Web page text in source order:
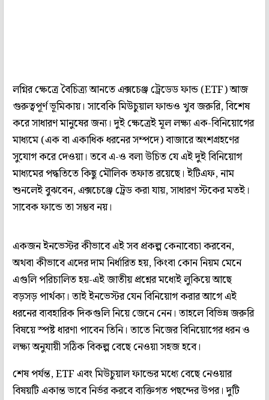
লগ্নির ক্ষেত্রে বৈচিত্র্য আনতে এক্সচেঞ্জ ট্রেডেড ফান্ড (ETF) আজ
গুরুত্বপূর্ণ ভূমিকায়। সাবেকি মিউচুয়াল ফান্ডও খুব জরুরি, বিশেষ
করে সাধারণ মানুষের জন্য। দুই ক্ষেত্রেই মূল লক্ষ্য এক-বিনিয়োগের
মাধ্যমে (এক বা একাধিক ধরনের সম্পদে) বাজারে অংশগ্রহণের
সুযোগ করে দেওয়া। তবে এ-ও বলা উচিত যে এই দুই বিনিয়োগ
মাধ্যমের পদ্ধতিতে কিছু মৌলিক তফাত রয়েছে। ইটিএফ, নাম
শুনলেই বুঝবেন, এক্সচেঞ্জে ট্রেড করা যায়, সাধারণ স্টকের মতই।
সাবেক ফান্ডে তা সম্ভব নয়।
একজন ইনভেস্টর কীভাবে এই সব প্রকল্প কেনাবেচা করবেন,
অথবা কীভাবে এদের দাম নির্ধারিত হয়, কিংবা কোন নিয়ম মেনে
এগুলি পরিচালিত হয়-এই জাতীয় প্রশ্নের মধ্যেই লুকিয়ে আছে
বড়সড় পার্থক্য। তাই ইনভেস্টর যেন বিনিয়োগ করার আগে এই
ধরনের ব্যবহারিক দিকগুলি নিয়ে জেনে নেন। তাহলে বিভিন্ন জরুরি
বিষয়ে স্পষ্ট ধারণা পাবেন তিনি। তাতে নিজের বিনিয়োগের ধরন ও
লক্ষ্য অনুযায়ী সঠিক বিকল্প বেছে নেওয়া সহজ হবে।
শেষ পর্যন্ত, ETF এবং মিউচুয়াল ফান্ডের মধ্যে বেছে নেওয়ার
বিষয়টি একান্ত ভাবে নির্ভর করবে ব্যক্তিগত পছন্দের উপর। দুটি